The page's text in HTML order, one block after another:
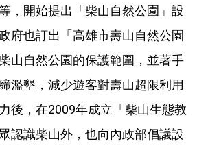
，開始提出「柴山自然公園」設
府也訂出「高雄市壽山自然公園
山自然公園的保護範圍，並著手
濫墾，減少遊客對壽山超限利用
後，在2009年成立「柴山生態教
認識柴山外，也向內政部倡議設